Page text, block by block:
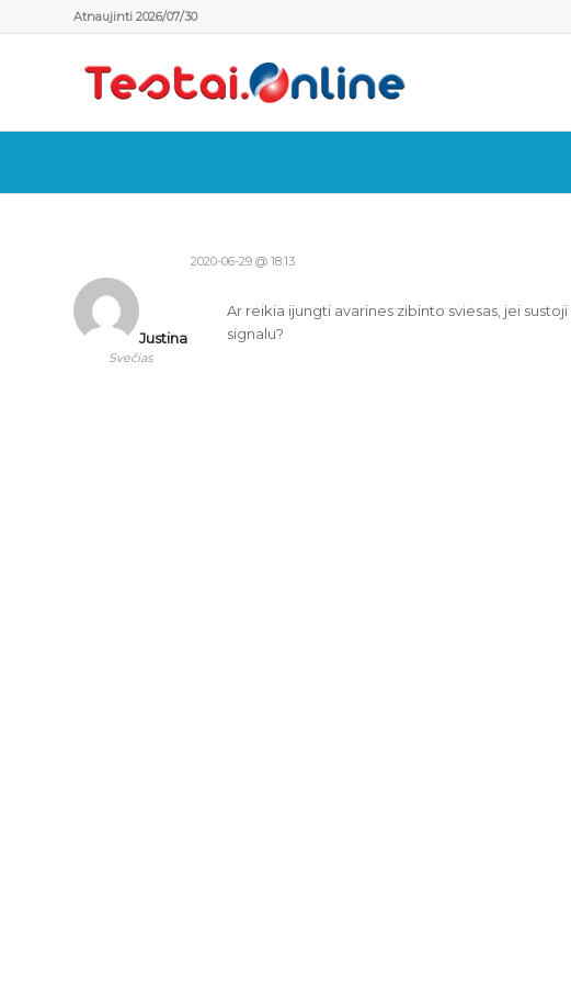
Atnaujinti 2026/07/30
2020-06-29 @ 18:13
Justina
Svečias
Ar reikia ijungti avarines zibinto sviesas, jei
signalu?